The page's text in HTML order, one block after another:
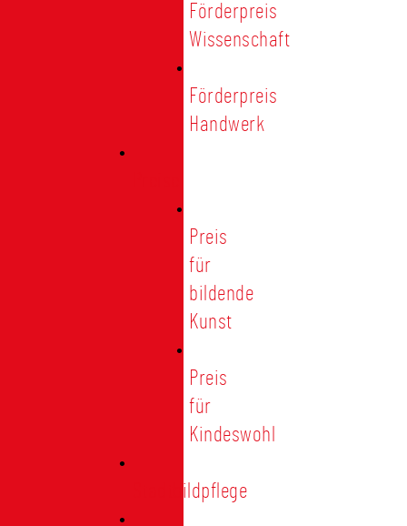
Förderpreis
Wissenschaft
Förderpreis
Handwerk
Preis
für
bildende
Kunst
Preis
für
Kindeswohl
Stadtbildpflege